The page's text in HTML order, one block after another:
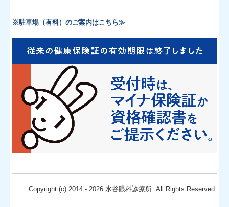
※駐車場（有料）のご案内はこちら≫
Copyright (c) 2014 - 2026 水谷眼科診療所. All Rights Reserved.